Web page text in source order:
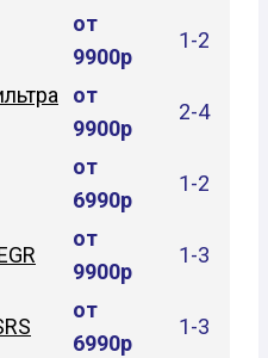
от
9900р
1-2
от
9900р
2-4
от
6990р
1-2
от
9900р
1-3
от
6990р
1-3